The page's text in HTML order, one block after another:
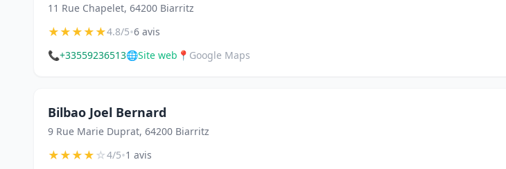
11 Rue Chapelet, 64200 Biarritz
★★★★★4.8/5•6 avis
📞+33559236513🌐Site web 📍 Google Maps
Bilbao Joel Bernard
9 Rue Marie Duprat, 64200 Biarritz
★★★★☆4/5•1 avis